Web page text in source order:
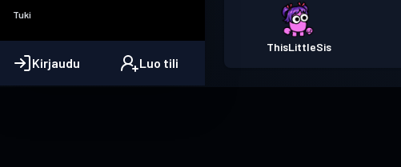
Tuki
Kirjaudu Luo tili
ThisLittleSis